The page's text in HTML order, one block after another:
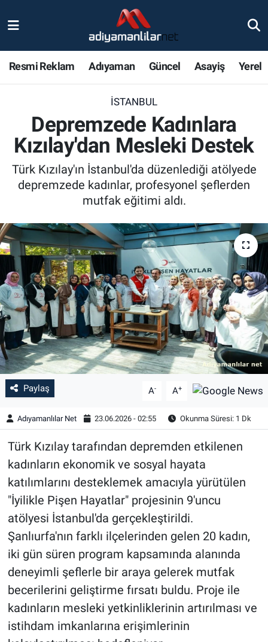
Resmi Reklam Adıyaman Güncel Asayiş Yerel
İSTANBUL
Depremzede Kadınlara
Kızılay'dan Mesleki Destek
Türk Kızılay'ın İstanbul'da düzenlediği atölyede
depremzede kadınlar, profesyonel şeflerden
mutfak eğitimi aldı.
Paylaş A- A+
Adıyamanlılar Net 23.06.2026 - 02:55 Okunma Süresi: 1 Dk
Türk Kızılay tarafından depremden etkilenen
kadınların ekonomik ve sosyal hayata
katılımlarını desteklemek amacıyla yürütülen
"İyilikle Pişen Hayatlar" projesinin 9'uncu
atölyesi İstanbul'da gerçekleştirildi.
Şanlıurfa'nın farklı ilçelerinden gelen 20 kadın,
iki gün süren program kapsamında alanında
deneyimli şeflerle bir araya gelerek mutfak
becerilerini geliştirme fırsatı buldu. Proje ile
kadınların mesleki yetkinliklerinin artırılması ve
istihdam imkanlarına erişimlerinin
Magazin
Bölge Haberleri
Asayiş
Sağlık
Özel Haber
Kültür Sanat
Eğitim
Ekonomi
Çevre
BİLİM VE TEKNOLOJİ
Şambayat Haber
Nöbetçi Eczaneler
Adiyaman Namaz Vakitleri
Trafik Durumu
Süper Lig Puan Durumu ve Fikstür
Tüm Manşetler
Son Dakika Haberleri
Haber Arşivi